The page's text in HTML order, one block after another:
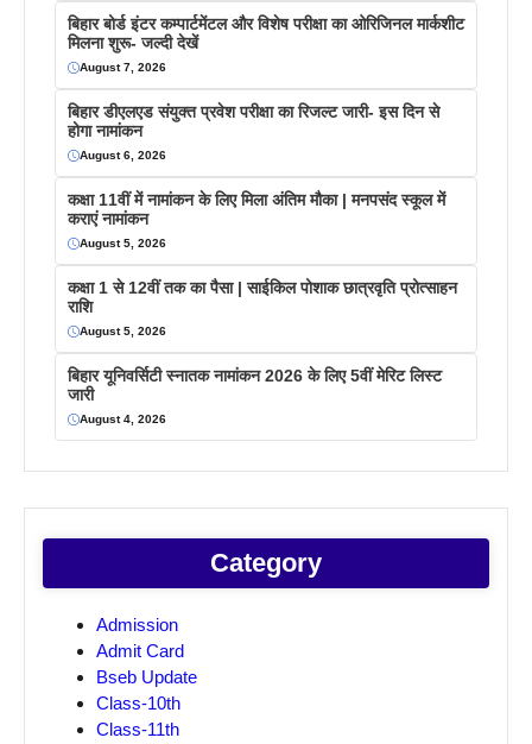
बिहार बोर्ड इंटर कम्पार्टमेंटल और विशेष परीक्षा का ओरिजिनल मार्कशीट
मिलना शुरू- जल्दी देखें
August 7, 2026
बिहार डीएलएड संयुक्त प्रवेश परीक्षा का रिजल्ट जारी- इस दिन से
होगा नामांकन
August 6, 2026
कक्षा 11वीं में नामांकन के लिए मिला अंतिम मौका | मनपसंद स्कूल में
कराएं नामांकन
August 5, 2026
कक्षा 1 से 12वीं तक का पैसा | साईकिल पोशाक छात्रवृति प्रोत्साहन
राशि
August 5, 2026
बिहार यूनिवर्सिटी स्नातक नामांकन 2026 के लिए 5वीं मेरिट लिस्ट
जारी
August 4, 2026
Category
Admission
Admit Card
Bseb Update
Class-10th
Class-11th